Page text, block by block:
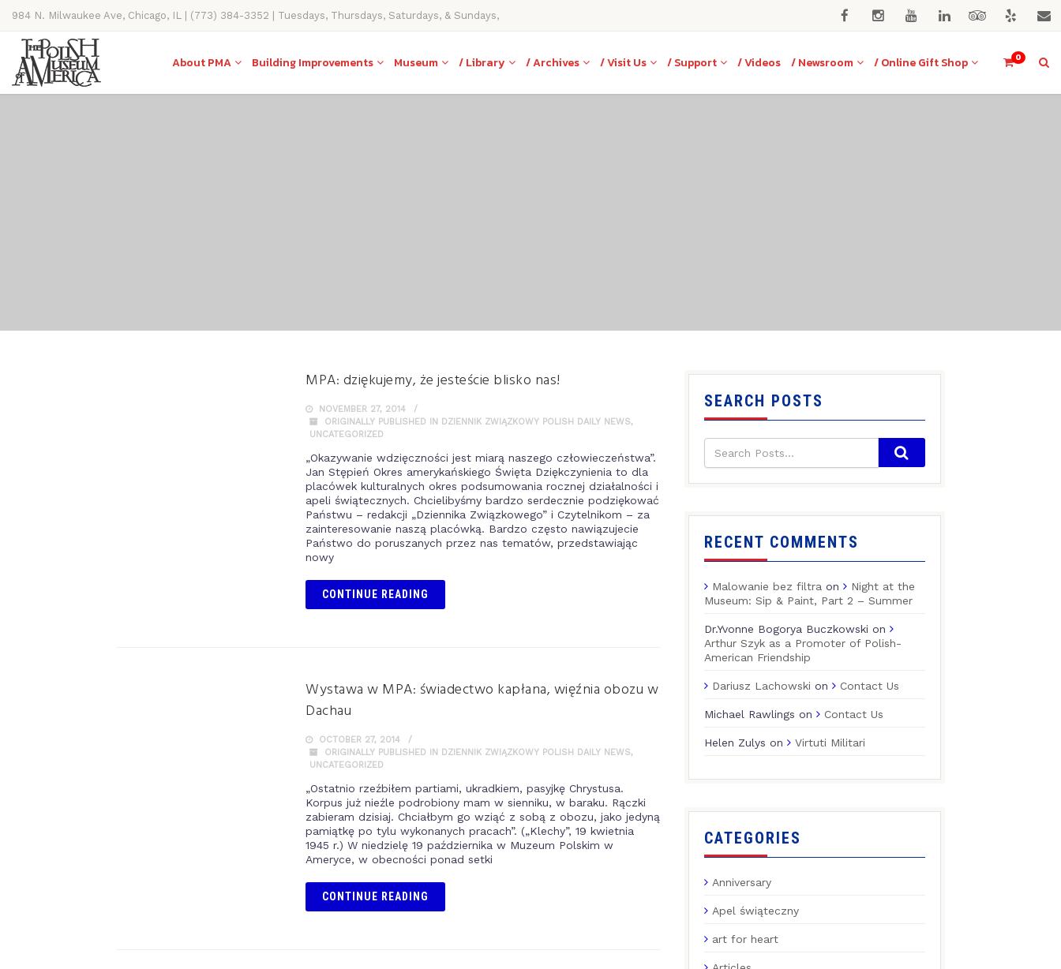
984 N. Milwaukee Ave, Chicago, IL | (773) 384-3352 | Tuesdays, Thursdays, Saturdays, & Sundays,
11AM-4PM
0
About PMA Building Improvements Museum / Library / Archives / Visit Us / Support / Videos / Newsroom / Online Gift Shop
MPA: dziękujemy, że jesteście blisko nas!
NOVEMBER 27, 2014
ORIGINALLY PUBLISHED IN DZIENNIK ZWIĄZKOWY POLISH DAILY NEWS,
UNCATEGORIZED
„Okazywanie wdzięczności jest miarą naszego człowieczeństwa”.
Jan Stępień Okres amerykańskiego Święta Dziękczynienia to dla
placówek kulturalnych okres podsumowania rocznej działalności i
apeli świątecznych. Chcielibyśmy bardzo serdecznie podziękować
Państwu – redakcji „Dziennika Związkowego” i Czytelnikom – za
zainteresowanie naszą placówką. Bardzo często nawiązujecie
Państwo do poruszanych przez nas tematów, przedstawiając
nowy
CONTINUE READING
Wystawa w MPA: świadectwo kapłana, więźnia obozu w
Dachau
OCTOBER 27, 2014
ORIGINALLY PUBLISHED IN DZIENNIK ZWIĄZKOWY POLISH DAILY NEWS,
UNCATEGORIZED
„Ostatnio rzeźbiłem partiami, ukradkiem, pasyjkę Chrystusa.
Korpus już nieźle podrobiony mam w sienniku, w baraku. Rączki
zabieram dzisiaj. Chciałbym go wziąć z sobą z obozu, jako jedyną
pamiątkę po tylu wykonanych pracach”. („Klechy”, 19 kwietnia
1945 r.) W niedzielę 19 października w Muzeum Polskim w
Ameryce, w obecności ponad setki
CONTINUE READING
SEARCH POSTS
RECENT COMMENTS
Malowanie bez filtra on
Night at the
Museum: Sip & Paint, Part 2 – Summer
Dr.Yvonne Bogorya Buczkowski on
Arthur Szyk as a Promoter of Polish-
American Friendship
Dariusz Lachowski on Contact Us
Michael Rawlings on Contact Us
Helen Zulys on Virtuti Militari
CATEGORIES
Anniversary
Apel świąteczny
art for heart